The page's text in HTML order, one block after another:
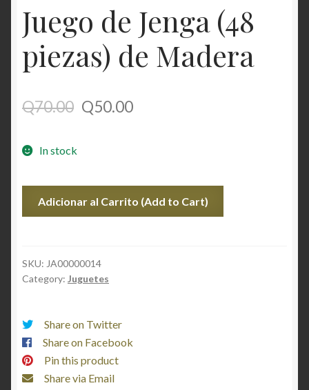
Juego de Jenga (48
piezas) de Madera
Q70.00 Q50.00
In stock
piezas)
de
Adicionar al Carrito (Add to Cart)
SKU: JA00000014
Category: Juguetes
Share on Twitter
Share on Facebook
Pin this product
Share via Email